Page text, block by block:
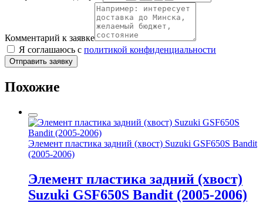
Комментарий к заявке
Я соглашаюсь с политикой конфиденциальности
Отправить заявку
Похожие
Элемент пластика задний (хвост) Suzuki GSF650S Bandit
(2005-2006)
Элемент пластика задний (хвост)
Suzuki GSF650S Bandit (2005-2006)